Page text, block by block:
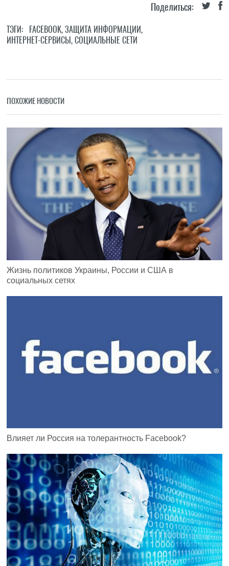
Поделиться:
ТЭГИ: FACEBOOK,ЗАЩИТА ИНФОРМАЦИИ,
ИНТЕРНЕТ-СЕРВИСЫ,СОЦИАЛЬНЫЕ СЕТИ
ПОХОЖИЕ НОВОСТИ
Жизнь политиков Украины, России и США в
социальных сетях
Влияет ли Россия на толерантность Facebook?